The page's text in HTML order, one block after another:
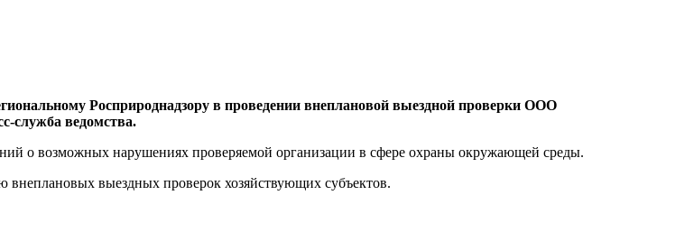
Росприроднадзору в проведении внеплановой выездной проверки ООО
служба ведомства.
о возможных нарушениях проверяемой организации в сфере охраны окружающей среды.
внеплановых выездных проверок хозяйствующих субъектов.